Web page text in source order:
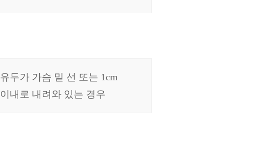
유두가 가슴 밑 선 또는 1cm
이내로 내려와 있는 경우